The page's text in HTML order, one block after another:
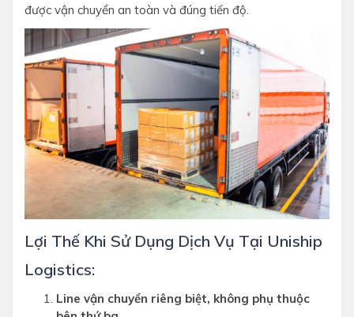
được vận chuyển an toàn và đúng tiến độ.
Lợi Thế Khi Sử Dụng Dịch Vụ Tại Uniship
Logistics:
Line vận chuyển riêng biệt, không phụ thuộc